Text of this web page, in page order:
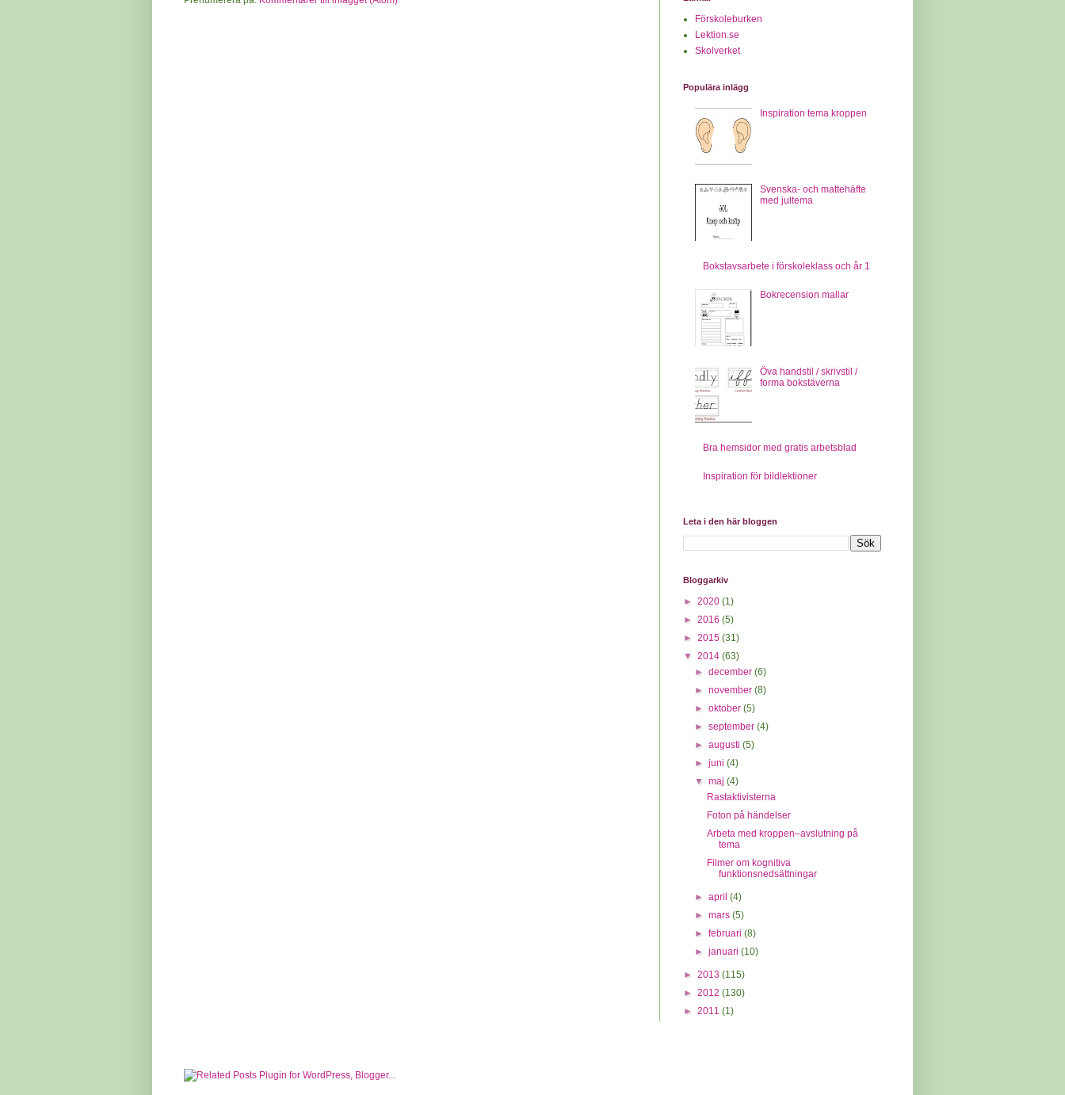
Förskoleburken
Lektion.se
Skolverket
Populära inlägg
Inspiration tema kroppen
Svenska- och mattehäfte
med jultema
Bokstavsarbete i förskoleklass och år 1
Bokrecension mallar
Öva handstil / skrivstil /
forma bokstäverna
Bra hemsidor med gratis arbetsblad
Inspiration för bildlektioner
Leta i den här bloggen
Bloggarkiv
► 2020 (1)
► 2016 (5)
► 2015 (31)
▼ 2014 (63)
►december(6)
►november(8)
►oktober(5)
►september(4)
►augusti(5)
►juni(4)
▼maj(4)
Rastaktivisterna
Foton på händelser
Arbeta med kroppen–avslutning på
tema
Filmer om kognitiva
funktionsnedsättningar
►april(4)
►mars(5)
►februari(8)
►januari(10)
► 2013 (115)
► 2012 (130)
► 2011 (1)